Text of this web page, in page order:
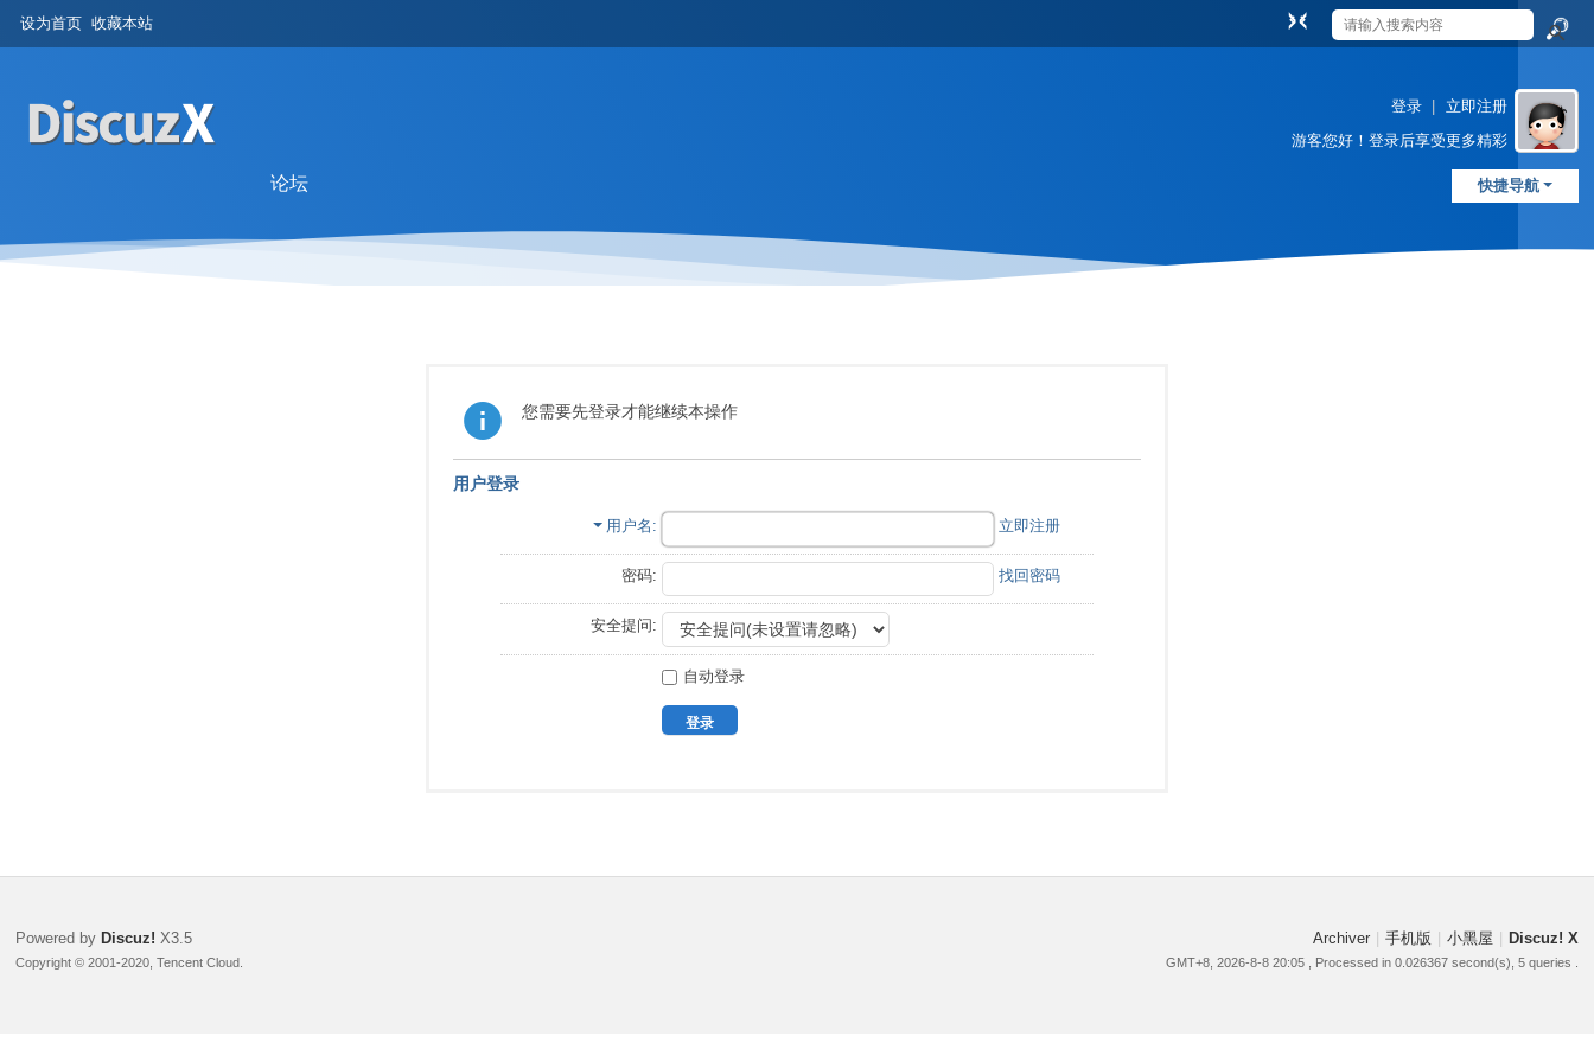
设为首页 收藏本站
索
登录
立即注册
游客您好！登录后享受更多精彩
快捷导航
论坛
您需要先登录才能继续本操作
用户登录
用户名 立即注册
密码: 找回密码
安全提问:
自动登录
登录
Archiver 手机版 小黑屋 Discuz! X
GMT+8, 2026-8-8 20:05, Processed in 0.026367 second(s), 5 queries .
Powered by Discuz! X3.5
Copyright © 2001-2020, Tencent Cloud.